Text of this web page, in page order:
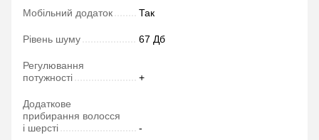
Мобільний додаток Так
Рівень шуму 67 Дб
Регулювання
потужності
+
Додаткове
прибирання волосся
і шерсті
-